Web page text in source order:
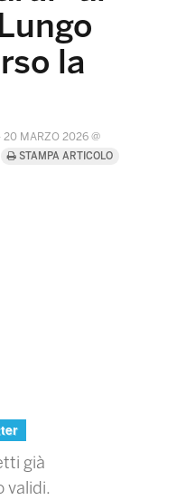
la
20 MARZO 2026 @
STAMPA ARTICOLO
già
validi.